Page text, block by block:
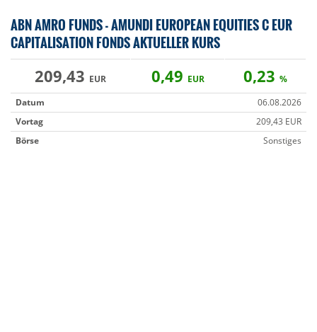
ABN AMRO FUNDS - AMUNDI EUROPEAN EQUITIES C EUR
CAPITALISATION FONDS AKTUELLER KURS
209,43 EUR 0,49 EUR 0,23 %
Datum
06.08.2026
Vortag
209,43 EUR
Börse
Sonstiges